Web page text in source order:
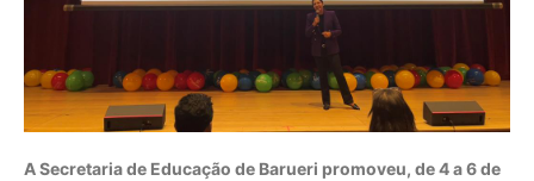
A Secretaria de Educação de Barueri promoveu, de 4 a 6 de